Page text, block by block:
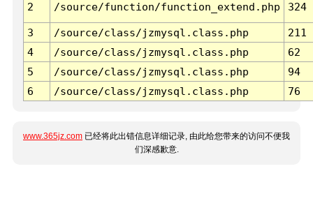
2 /source/function/function_extend.php 324
3 /source/class/jzmysql.class.php
211
4
/source/class/jzmysql.class.php
62
5
/source/class/jzmysql.class.php
94
6
/source/class/jzmysql.class.php 76
www.365jz.com 已经将此出错信息详细记录, 由此给您带来的访问不便我
们深感歉意.